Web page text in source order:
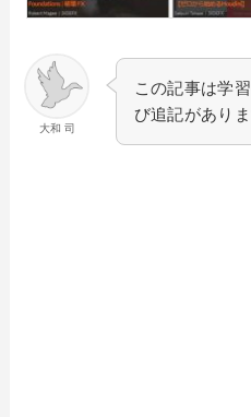
大和 司
この記事は学
び追記がありま